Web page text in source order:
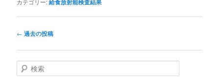
投
ナ
ビ
ゲ
← 過去の投稿
検
索